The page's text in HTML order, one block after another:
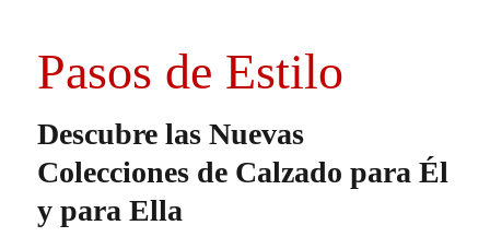
Pasos de Estilo
Descubre las Nuevas
Colecciones de Calzado para Él
y para Ella